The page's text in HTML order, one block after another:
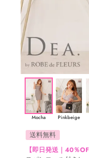
Mocha Pinkbeige
送料無料
【即日発送｜40％